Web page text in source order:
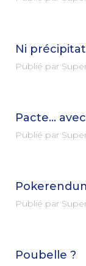
Ni
Publié par
Pacte…
Publié par
Publié par
Poubelle ?